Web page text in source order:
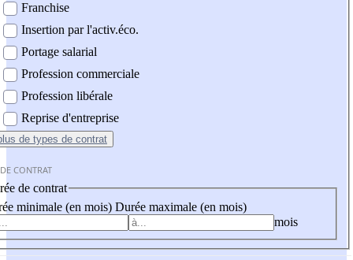
Franchise
Insertion par l'activ.éco.
Portage salarial
Profession commerciale
Profession libérale
Reprise d'entreprise
de types de contrat
CONTRAT
de contrat
minimale (en mois) Durée maximale (en mois)
mois